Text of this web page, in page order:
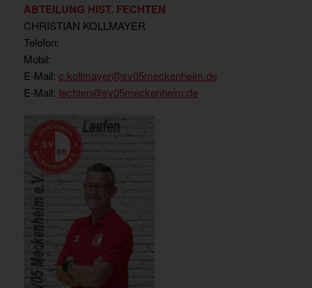
ABTEILUNG HIST. FECHTEN
CHRISTIAN KOLLMAYER
Telefon:
Mobil:
E-Mail: c.kollmayer@sv05meckenheim.de
E-Mail: fechten@sv05meckenheim.de